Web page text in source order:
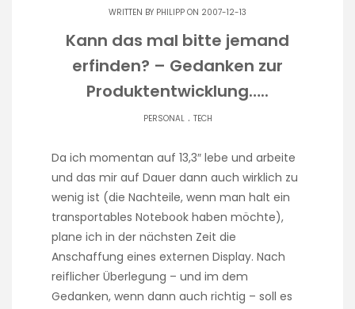
WRITTEN BY PHILIPP ON 2007-12-13
Kann das mal bitte jemand
erfinden? – Gedanken zur
Produktentwicklung…..
PERSONAL. TECH
Da ich momentan auf 13,3″ lebe und arbeite
und das mir auf Dauer dann auch wirklich zu
wenig ist (die Nachteile, wenn man halt ein
transportables Notebook haben möchte),
plane ich in der nächsten Zeit die
Anschaffung eines externen Display. Nach
reiflicher Überlegung – und im dem
Gedanken, wenn dann auch richtig – soll es